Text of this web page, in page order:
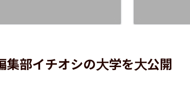
集部イチオシの大学を大公開